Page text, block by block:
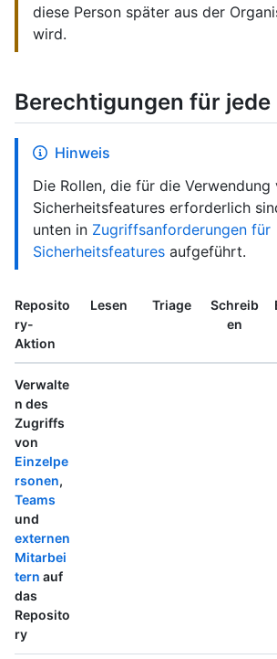
diese Person später aus der
wird.
Berechtigungen für jede
Hinweis
Die Rollen, die für die Verwendung
Sicherheitsfeatures erforderlich
unten in Zugriffsanforderungen für
Sicherheitsfeatures aufgeführt.
Reposito
ry-
Aktion
Lesen Triage
Schreib
en
Verwalte
n des
Zugriffs
von
Einzelpe
rsonen,
Teams
und
externen
Mitarbei
tern auf
das
Reposito
ry